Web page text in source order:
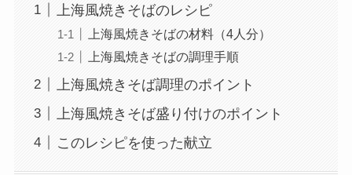
上海風焼きそばのレシピ
上海風焼きそばの材料（4人分）
上海風焼きそばの調理手順
上海風焼きそば調理のポイント
上海風焼きそば盛り付けのポイント
このレシピを使った献立